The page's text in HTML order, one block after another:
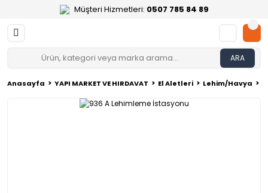
Müşteri Hizmetleri: 0507 785 84 89
ARA
Anasayfa YAPI MARKET VE HIRDAVAT El Aletleri Lehim/Havya